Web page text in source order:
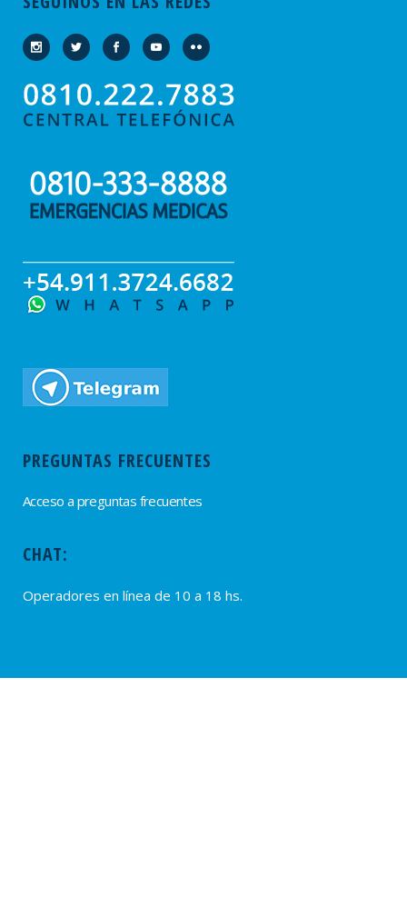
PREGUNTAS FRECUENTES
Acceso a preguntas frecuentes
CHAT:
Operadores en línea de 10 a 18 hs.
PROVEEDORES